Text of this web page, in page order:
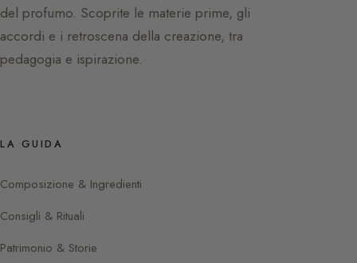
del profumo. Scoprite le materie prime, gli
accordi e i retroscena della creazione, tra
pedagogia e ispirazione.
LA GUIDA
Composizione & Ingredienti
Consigli & Rituali
Patrimonio & Storie